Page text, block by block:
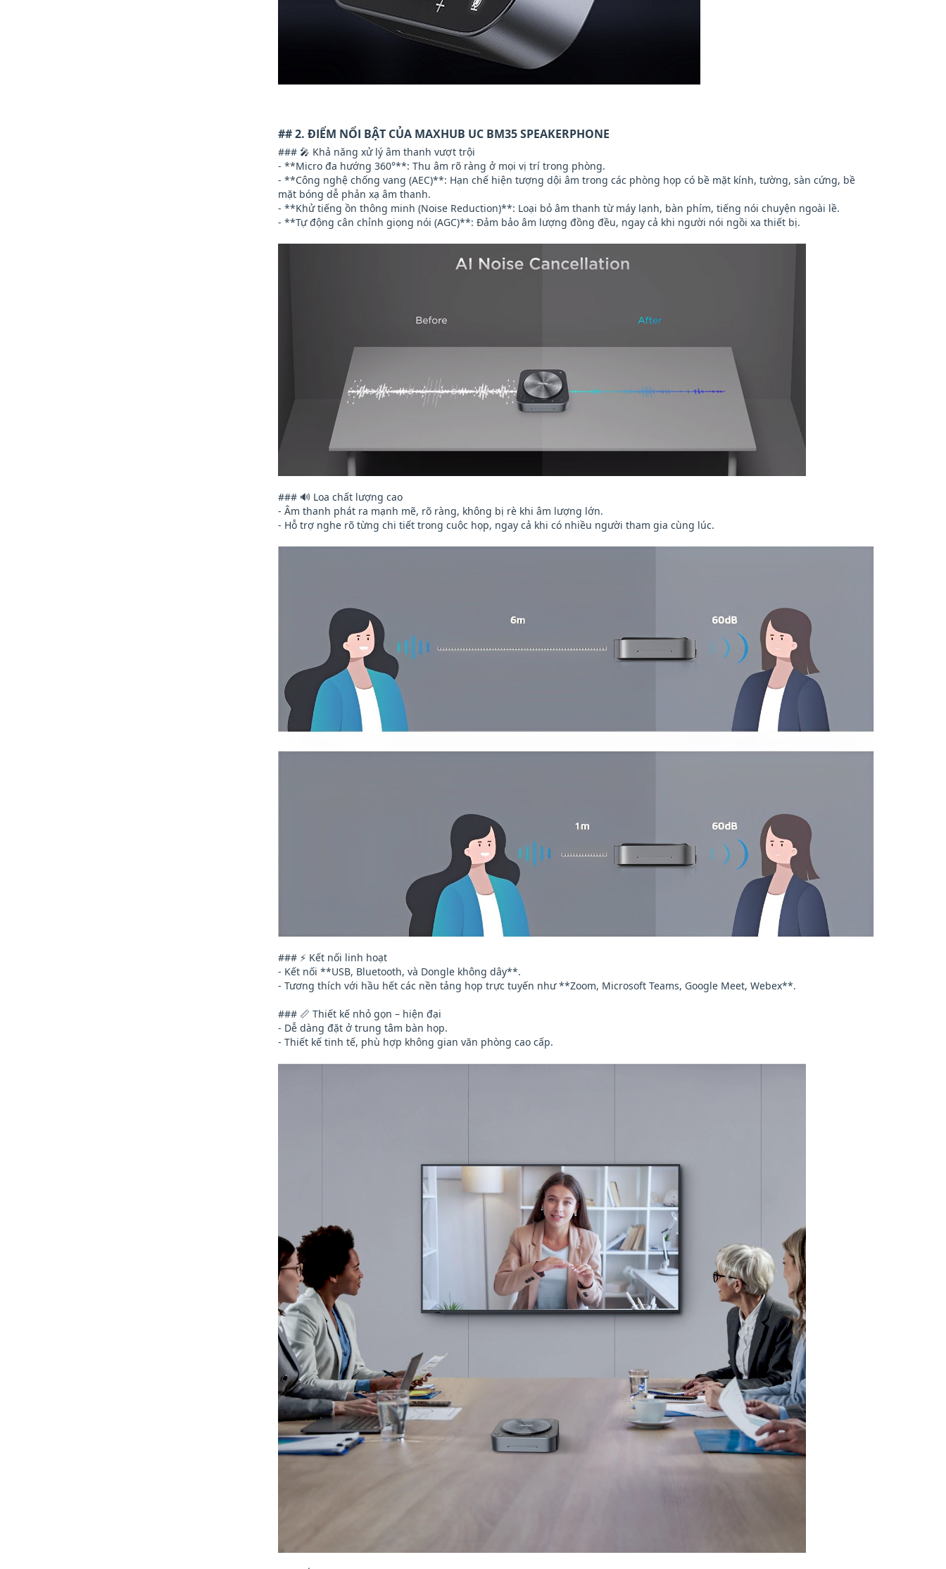
## 2. ĐIỂM NỔI BẬT CỦA MAXHUB UC BM35 SPEAKERPHONE
### 🎤 Khả năng xử lý âm thanh vượt trội
- **Micro đa hướng 360°**: Thu âm rõ ràng ở mọi vị trí trong phòng.
- **Công nghệ chống vang (AEC)**: Hạn chế hiện tượng dội âm trong các phòng họp có bề mặt kính, tường, sàn cứng, bề
mặt bóng dễ phản xạ âm thanh.
- **Khử tiếng ồn thông minh (Noise Reduction)**: Loại bỏ âm thanh từ máy lạnh, bàn phím, tiếng nói chuyện ngoài lề.
- **Tự động cân chỉnh giọng nói (AGC)**: Đảm bảo âm lượng đồng đều, ngay cả khi người nói ngồi xa thiết bị.
### 🔊 Loa chất lượng cao
- Âm thanh phát ra mạnh mẽ, rõ ràng, không bị rè khi âm lượng lớn.
- Hỗ trợ nghe rõ từng chi tiết trong cuộc họp, ngay cả khi có nhiều người tham gia cùng lúc.
### ⚡ Kết nối linh hoạt
- Kết nối **USB, Bluetooth, và Dongle không dây**.
- Tương thích với hầu hết các nền tảng họp trực tuyến như **Zoom, Microsoft Teams, Google Meet, Webex**.
### 📏 Thiết kế nhỏ gọn – hiện đại
- Dễ dàng đặt ở trung tâm bàn họp.
- Thiết kế tinh tế, phù hợp không gian văn phòng cao cấp.